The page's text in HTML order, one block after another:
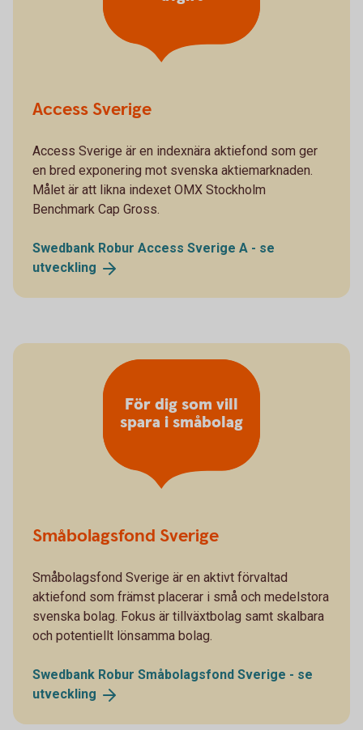
Access Sverige
Access Sverige är en indexnära aktiefond som ger
en bred exponering mot svenska aktiemarknaden.
Målet är att likna indexet OMX Stockholm
Benchmark Cap Gross.
Swedbank Robur Access Sverige A - se
utveckling
Småbolagsfond Sverige
Småbolagsfond Sverige är en aktivt förvaltad
aktiefond som främst placerar i små och medelstora
svenska bolag. Fokus är tillväxtbolag samt skalbara
och potentiellt lönsamma bolag.
Swedbank Robur Småbolagsfond Sverige - se
utveckling
För dig som vill
spara i småbolag